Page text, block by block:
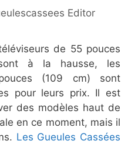
Editor
de 55 pouces
à la hausse, les
(109 cm) sont
pour leurs prix. Il est
des modèles haut de
en ce moment, mais il
Les Gueules Cassées